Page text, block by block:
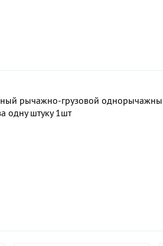
рычажно-грузовой
одну штуку 1шт